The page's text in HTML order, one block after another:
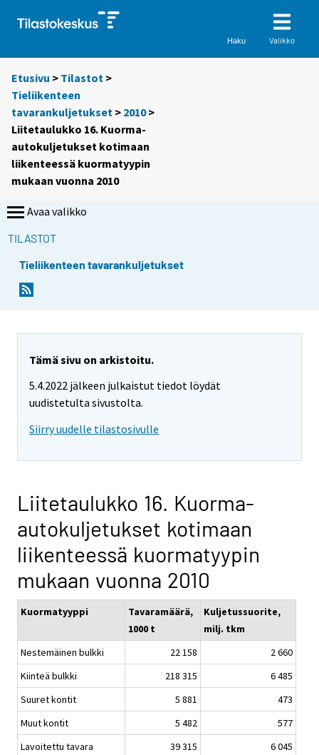
Haku Valikko
Etusivu > Tilastot >
Tieliikenteen
tavarankuljetukset > 2010>
Liitetaulukko 16. Kuorma-
autokuljetukset kotimaan
liikenteessä kuormatyypin
mukaan vuonna 2010
Avaa valikko
TILASTOT
Tieliikenteen tavarankuljetukset
Tämä sivu on arkistoitu.
5.4.2022 jälkeen julkaistut tiedot löydät
uudistetulta sivustolta.
Siirry uudelle tilastosivulle
Liitetaulukko 16. Kuorma-
autokuljetukset kotimaan
liikenteessä kuormatyypin
mukaan vuonna 2010
Kuormatyyppi
Tavaramäärä,
1000 t
Kuljetussuorite,
milj. tkm
Nestemäinen bulkki
22 158
2 660
Kiinteä bulkki
218 315
6 485
Suuret kontit
5 881
473
Muut kontit
5 482
577
Lavoitettu tavara
39 315
6 045